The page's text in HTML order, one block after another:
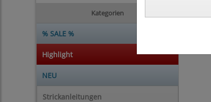
Kategorien
% SALE %
Highlight
NEU
Strickanleitungen